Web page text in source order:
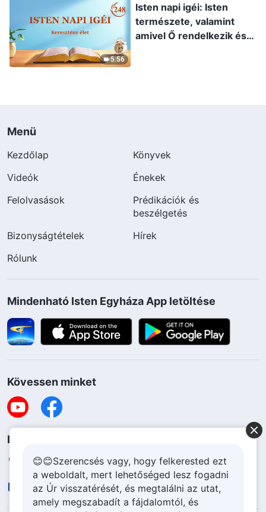
5:56
Isten napi igéi: Isten
természete, valamint
amivel Ő rendelkezik és
Menü
Kezdőlap
Könyvek
Videók
Énekek
Felolvasások
Prédikációk és
beszélgetés
Bizonyságtételek
Hírek
Rólunk
Mindenható Isten Egyháza App letöltése
Kövessen minket
Lépjen kapcsolatba velünk
+36-70-207-6063
contact.hu@godfootsteps.org
😊😊Szerencsés vagy, hogy felkerested ezt
a weboldalt, mert lehetőséged lesz fogadni
az Úr visszatérését, és megtalálni az utat,
amely megszabadít a fájdalomtól, és